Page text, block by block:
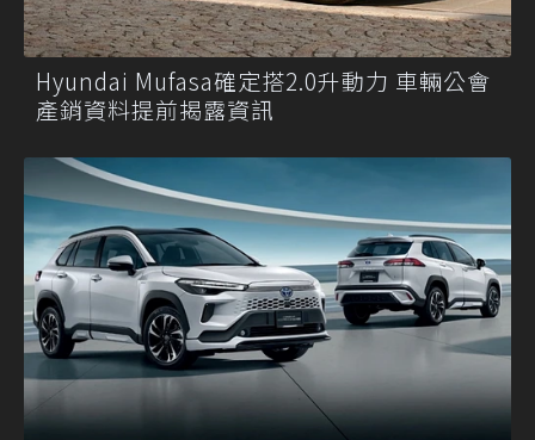
Hyundai Mufasa確定搭2.0升動力 車輛公會
產銷資料提前揭露資訊